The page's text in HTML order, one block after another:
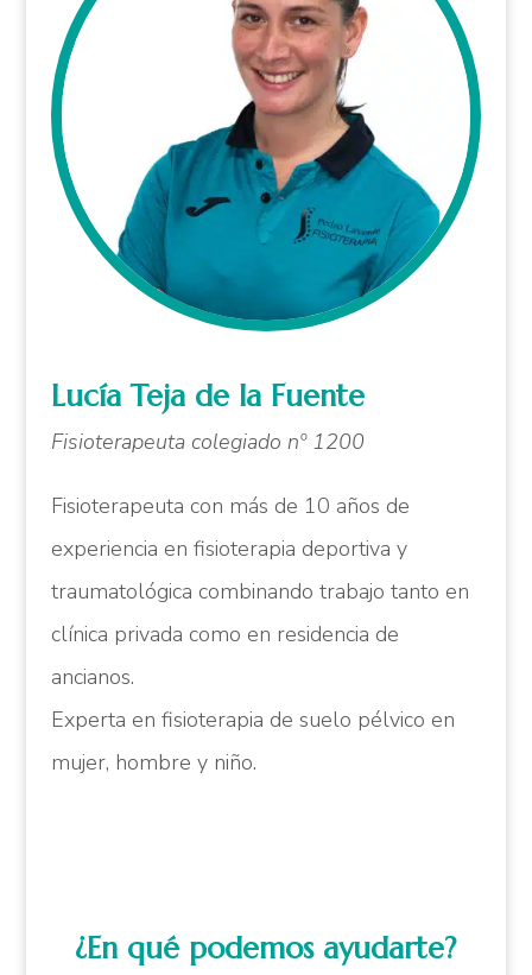
Lucía Teja de la Fuente
Fisioterapeuta colegiado nº 1200
Fisioterapeuta con más de 10 años de
experiencia en fisioterapia deportiva y
traumatológica combinando trabajo tanto en
clínica privada como en residencia de
ancianos.
Experta en fisioterapia de suelo pélvico en
mujer, hombre y niño.
¿En qué podemos ayudarte?